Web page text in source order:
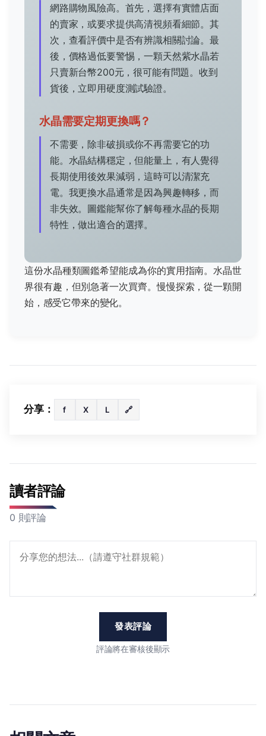
網路購物風險高。首先，選擇有實體店面
的賣家，或要求提供高清視頻看細節。其
次，查看評價中是否有辨識相關討論。最
後，價格過低要警惕，一顆天然紫水晶若
只賣新台幣200元，很可能有問題。收到
貨後，立即用硬度測試驗證。
水晶需要定期更換嗎？
不需要，除非破損或你不再需要它的功
能。水晶結構穩定，但能量上，有人覺得
長期使用後效果減弱，這時可以清潔充
電。我更換水晶通常是因為興趣轉移，而
非失效。圖鑑能幫你了解每種水晶的長期
特性，做出適合的選擇。
這份水晶種類圖鑑希望能成為你的實用指南。水晶世
界很有趣，但別急著一次買齊。慢慢探索，從一顆開
始，感受它帶來的變化。
分享： f X L 🔗
讀者評論
0 則評論
發表評論
評論將在審核後顯示